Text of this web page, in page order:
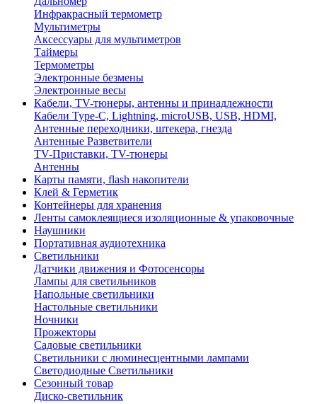
Инфракрасный термометр
Мультиметры
Аксессуары для мультиметров
Таймеры
Термометры
Электронные безмены
Электронные весы
Кабели, TV-тюнеры, антенны и принадлежности
Кабели Type-C, Lightning, microUSB, USB, HDMI,
Антенные переходники, штекера, гнезда
Антенные Разветвители
TV-Приставки, TV-тюнеры
Антенны
Карты памяти, flash накопители
Клей & Герметик
Контейнеры для хранения
Ленты самоклеящиеся изоляционные & упаковочные
Наушники
Портативная аудиотехника
Светильники
Датчики движения и Фотосенсоры
Лампы для светильников
Напольные светильники
Настольные светильники
Ночники
Прожекторы
Садовые светильники
Светильники с люминесцентными лампами
Светодиодные Светильники
Сезонный товар
Диско-светильник